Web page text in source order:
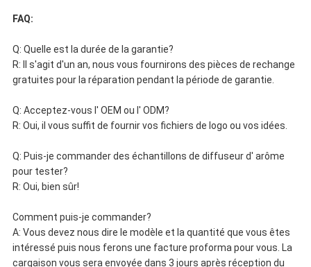
FAQ:
Q: Quelle est la durée de la garantie?
R: Il s'agit d'un an, nous vous fournirons des pièces de rechange
gratuites pour la réparation pendant la période de garantie.
Q: Acceptez-vous l' OEM ou l' ODM?
R: Oui, il vous suffit de fournir vos fichiers de logo ou vos idées.
Q: Puis-je commander des échantillons de diffuseur d' arôme
pour tester?
R: Oui, bien sûr!
Comment puis-je commander?
A: Vous devez nous dire le modèle et la quantité que vous êtes
intéressé puis nous ferons une facture proforma pour vous. La
cargaison vous sera envoyée dans 3 jours après réception du